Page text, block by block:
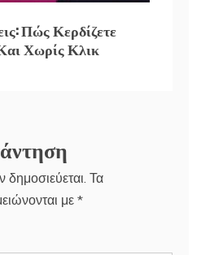
Πώς Κερδίζετε
Χωρίς Κλικ
Τα
με *